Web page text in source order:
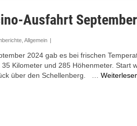
Ausfahrt
,Allgemein |
2024 gab es bei frischen
Kilometer und 285 Höhenmeter. Start
über den Schellenberg. …